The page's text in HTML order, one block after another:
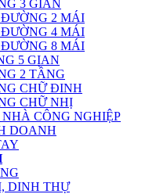
3 GIAN
2 MÁI
4 MÁI
8 MÁI
5 GIAN
2 TẦNG
CHỮ ĐINH
CHỮ NHỊ
CÔNG NGHIỆP
DOANH
DINH THỰ